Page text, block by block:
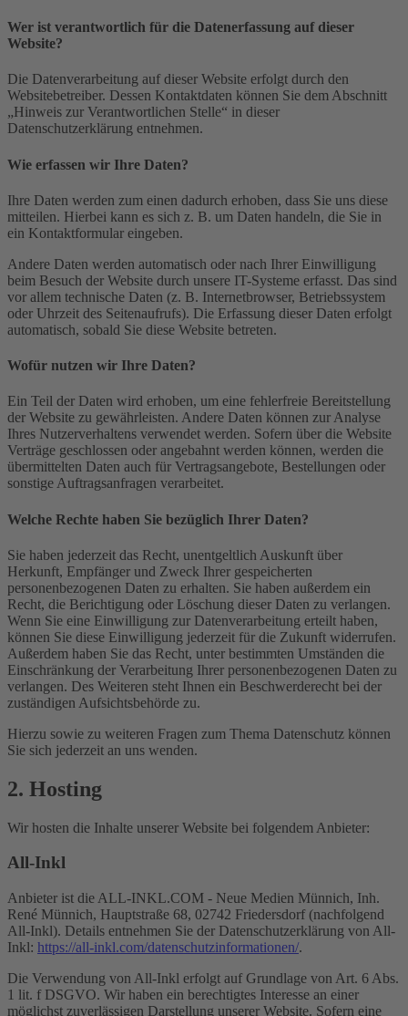
Wer ist verantwortlich für die Datenerfassung auf dieser
Website?
Die Datenverarbeitung auf dieser Website erfolgt durch den
Websitebetreiber. Dessen Kontaktdaten können Sie dem Abschnitt
„Hinweis zur Verantwortlichen Stelle“ in dieser
Datenschutzerklärung entnehmen.
Wie erfassen wir Ihre Daten?
Ihre Daten werden zum einen dadurch erhoben, dass Sie uns diese
mitteilen. Hierbei kann es sich z. B. um Daten handeln, die Sie in
ein Kontaktformular eingeben.
Andere Daten werden automatisch oder nach Ihrer Einwilligung
beim Besuch der Website durch unsere IT-Systeme erfasst. Das sind
vor allem technische Daten (z. B. Internetbrowser, Betriebssystem
oder Uhrzeit des Seitenaufrufs). Die Erfassung dieser Daten erfolgt
automatisch, sobald Sie diese Website betreten.
Wofür nutzen wir Ihre Daten?
Ein Teil der Daten wird erhoben, um eine fehlerfreie Bereitstellung
der Website zu gewährleisten. Andere Daten können zur Analyse
Ihres Nutzerverhaltens verwendet werden. Sofern über die Website
Verträge geschlossen oder angebahnt werden können, werden die
übermittelten Daten auch für Vertragsangebote, Bestellungen oder
sonstige Auftragsanfragen verarbeitet.
Welche Rechte haben Sie bezüglich Ihrer Daten?
Sie haben jederzeit das Recht, unentgeltlich Auskunft über
Herkunft, Empfänger und Zweck Ihrer gespeicherten
personenbezogenen Daten zu erhalten. Sie haben außerdem ein
Recht, die Berichtigung oder Löschung dieser Daten zu verlangen.
Wenn Sie eine Einwilligung zur Datenverarbeitung erteilt haben,
können Sie diese Einwilligung jederzeit für die Zukunft widerrufen.
Außerdem haben Sie das Recht, unter bestimmten Umständen die
Einschränkung der Verarbeitung Ihrer personenbezogenen Daten zu
verlangen. Des Weiteren steht Ihnen ein Beschwerderecht bei der
zuständigen Aufsichtsbehörde zu.
Hierzu sowie zu weiteren Fragen zum Thema Datenschutz können
Sie sich jederzeit an uns wenden.
2. Hosting
Wir hosten die Inhalte unserer Website bei folgendem Anbieter:
All-Inkl
Anbieter ist die ALL-INKL.COM - Neue Medien Münnich, Inh.
René Münnich, Hauptstraße 68, 02742 Friedersdorf (nachfolgend
All-Inkl). Details entnehmen Sie der Datenschutzerklärung von All-
Inkl: https://all-inkl.com/datenschutzinformationen/.
Die Verwendung von All-Inkl erfolgt auf Grundlage von Art. 6 Abs.
1 lit. f DSGVO. Wir haben ein berechtigtes Interesse an einer
möglichst zuverlässigen Darstellung unserer Website. Sofern eine